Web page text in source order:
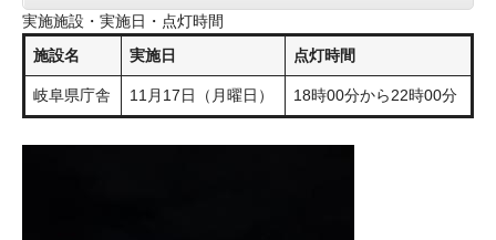
実施施設・実施日・点灯時間
施設名
実施日 点灯時間
岐阜県庁舎 11月17日（月曜日） 18時00分から22時00分